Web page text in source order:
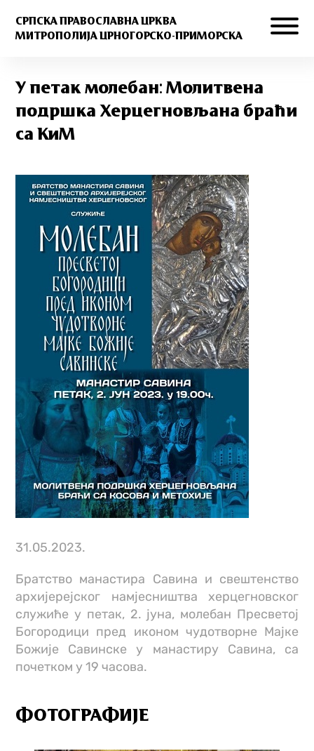
СРПСКА ПРАВОСЛАВНА ЦРКВА
МИТРОПОЛИЈА ЦРНОГОРСКО-ПРИМОРСКА
У петак молебан: Молитвена
подршка Херцегновљана браћи
са КиМ
31.05.2023.
Братство манастира Савина и свештенство
архијерејског намјесништва херцегновског
служиће у петак, 2. јуна, молебан Пресветој
Богородици пред иконом чудотворне Мајке
Божије Савинске у манастиру Савина, са
почетком у 19 часова.
ФОТОГРАФИЈЕ